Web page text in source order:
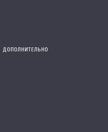
ДОПОЛНИТЕЛЬНО